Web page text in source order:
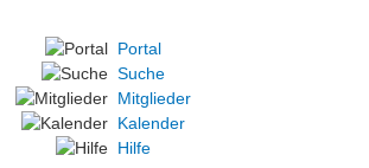
Portal
Suche
Mitglieder
Kalender
Hilfe